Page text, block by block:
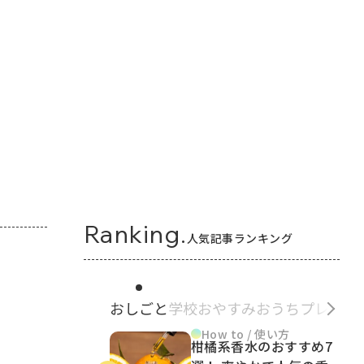
Ranking. 人気記事ランキング
おしごと学校おやすみおうち プレゼン
How to / 使い方
柑橘系香水のおすすめ7